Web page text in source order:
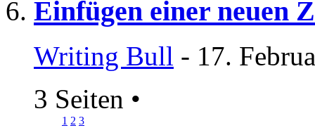
Einfügen einer neuen
Writing Bull - 17.
3 Seiten •
1 2 3